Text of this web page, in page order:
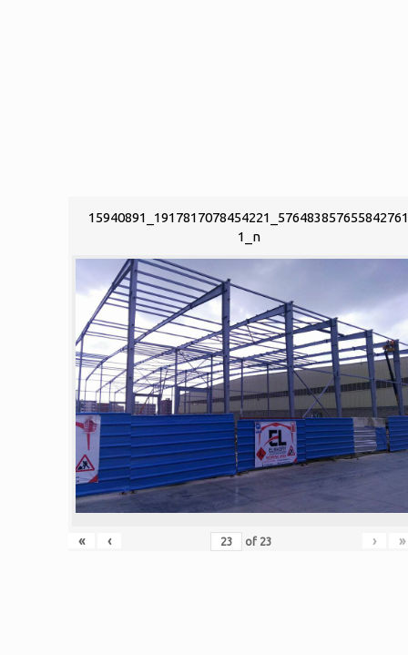
15940891_1917817078454221_576483857655842761
1_n
« ‹ of 23 › »